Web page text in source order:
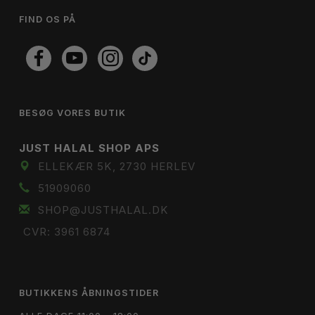
FIND OS PÅ
BESØG VORES BUTIK
JUST HALAL SHOP APS
ELLEKÆR 5K, 2730 HERLEV
51909060
SHOP@JUSTHALAL.DK
CVR: 3961 6874
BUTIKKENS ÅBNINGSTIDER